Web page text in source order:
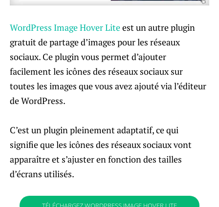
WordPress Image Hover Liteest un autre plugin
gratuit de partage d’images pour les réseaux
sociaux. Ce plugin vous permet d’ajouter
facilement les icônes des réseaux sociaux sur
toutes les images que vous avez ajouté via l’éditeur
de WordPress.
C’est un plugin pleinement adaptatif, ce qui
signifie que les icônes des réseaux sociaux vont
apparaître et s’ajuster en fonction des tailles
d’écrans utilisés.